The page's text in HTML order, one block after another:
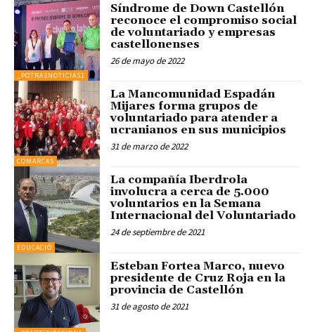
_POTRASNOTICIAS1
Síndrome de Down Castellón
reconoce el compromiso social
de voluntariado y empresas
castellonenses
26 de mayo de 2022
COMARCAS
La Mancomunidad Espadán
Mijares forma grupos de
voluntariado para atender a
ucranianos en sus municipios
31 de marzo de 2022
EDUCACIÓ
La compañía Iberdrola
involucra a cerca de 5.000
voluntarios en la Semana
Internacional del Voluntariado
24 de septiembre de 2021
Esteban Fortea Marco, nuevo
presidente de Cruz Roja en la
provincia de Castellón
31 de agosto de 2021